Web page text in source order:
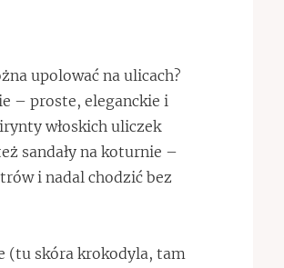
upolować na ulicach?
– proste, eleganckie i
włoskich uliczek
sandały na koturnie –
i nadal chodzić bez
(tu skóra krokodyla, tam